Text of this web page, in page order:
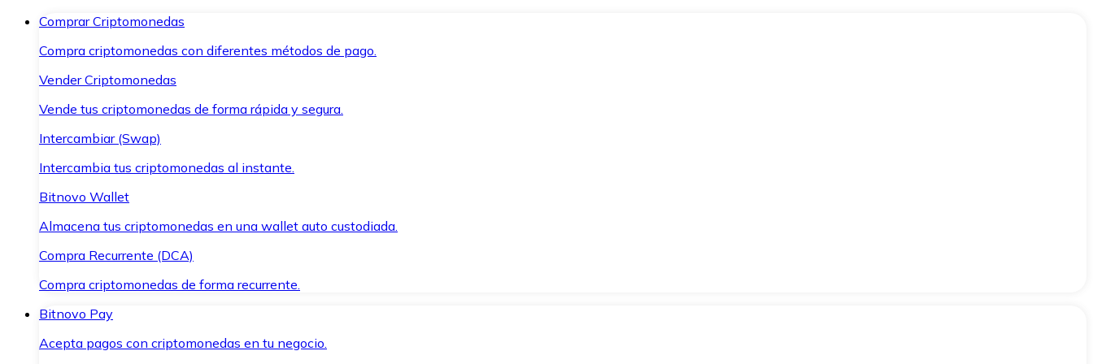
Comprar Criptomonedas
Compra criptomonedas con diferentes métodos de pago.
Vender Criptomonedas
Vende tus criptomonedas de forma rápida y segura.
Intercambiar (Swap)
Intercambia tus criptomonedas al instante.
Bitnovo Wallet
Almacena tus criptomonedas en una wallet auto custodiada.
Compra Recurrente (DCA)
Compra criptomonedas de forma recurrente.
Bitnovo Pay
Acepta pagos con criptomonedas en tu negocio.